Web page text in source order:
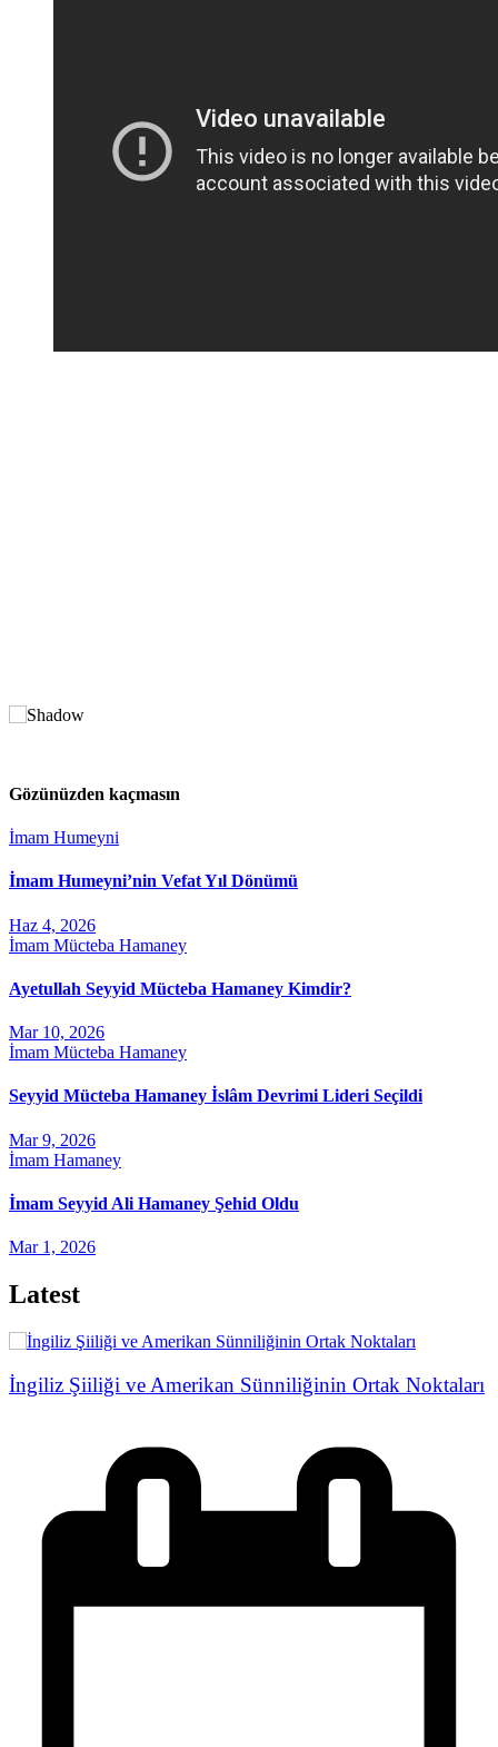
Gözünüzden kaçmasın
İmam Humeyni
İmam Humeyni’nin Vefat Yıl Dönümü
Haz 4, 2026
İmam Mücteba Hamaney
Ayetullah Seyyid Mücteba Hamaney Kimdir?
Mar 10, 2026
İmam Mücteba Hamaney
Seyyid Mücteba Hamaney İslâm Devrimi Lideri Seçildi
Mar 9, 2026
İmam Hamaney
İmam Seyyid Ali Hamaney Şehid Oldu
Mar 1, 2026
Latest
İngiliz Şiiliği ve Amerikan Sünniliğinin Ortak Noktaları